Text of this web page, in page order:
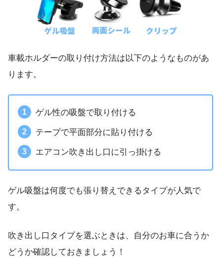
車載ホルダーの取り付け方法は以下のようなものがあ
ります。
ゲル性の吸盤で取り付ける
テープで平面部分に貼り付ける
エアコン吹き出し口に引っ掛ける
ゲル吸盤は何度でも張り替えできるタイプが人気で
す。
吹き出し口タイプを選ぶときは、自分のお車に合うか
どうか確認しておきましょう！